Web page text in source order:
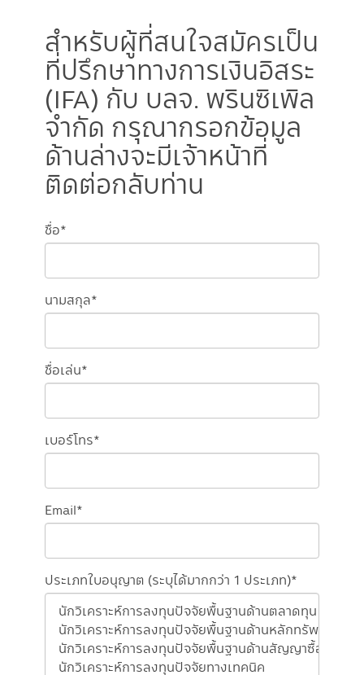
สำหรับผู้ที่สนใจสมัครเป็น
ที่ปรึกษาทางการเงินอิสระ
(IFA) กับ บลจ. พรินซิเพิล
จำกัด กรุณากรอกข้อมูล
ด้านล่างจะมีเจ้าหน้าที่
ติดต่อกลับท่าน
ชื่อ*
นามสกุล*
ชื่อเล่น*
เบอร์โทร*
Email*
ประเภทใบอนุญาต (ระบุได้มากกว่า 1 ประเภท)*